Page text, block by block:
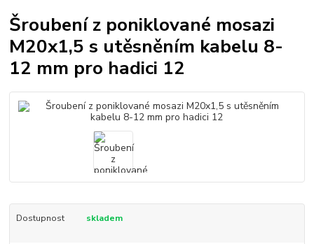
Šroubení z poniklované mosazi
M20x1,5 s utěsněním kabelu 8-
12 mm pro hadici 12
Dostupnost skladem